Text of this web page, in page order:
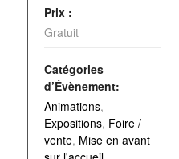
Prix :
Gratuit
Catégories
d’Évènement:
Animations,
Expositions, Foire /
vente, Mise en avant